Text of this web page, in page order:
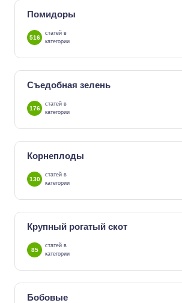
Помидоры
516
статей в
категории
Съедобная зелень
176
статей в
категории
Корнеплоды
130
статей в
категории
Крупный рогатый скот
85
статей в
категории
Бобовые